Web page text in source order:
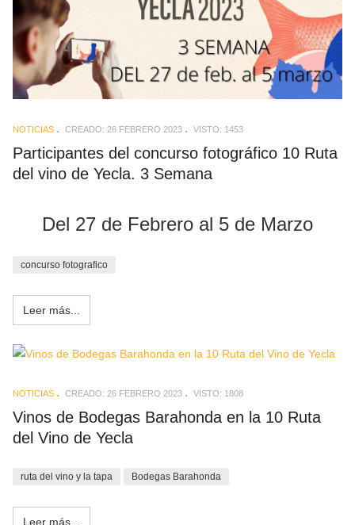
NOTICIAS CREADO: 26 FEBRERO 2023 VISTO: 1453
Participantes del concurso fotográfico 10 Ruta
del vino de Yecla. 3 Semana
Del 27 de Febrero al 5 de Marzo
concurso fotografico
Leer más...
NOTICIAS CREADO: 26 FEBRERO 2023 VISTO: 1808
Vinos de Bodegas Barahonda en la 10 Ruta
del Vino de Yecla
ruta del vino y la tapa Bodegas Barahonda
Leer más...